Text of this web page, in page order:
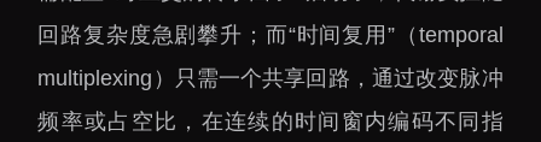
回路复杂度急剧攀升；而“时间复用”（temporal
multiplexing）只需一个共享回路，通过改变脉冲
频率或占空比，在连续的时间窗内编码不同指